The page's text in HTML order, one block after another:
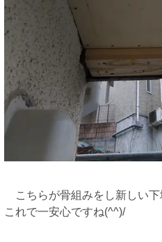
こちらが骨組みをし新しい下
これで一安心ですね(^^)/